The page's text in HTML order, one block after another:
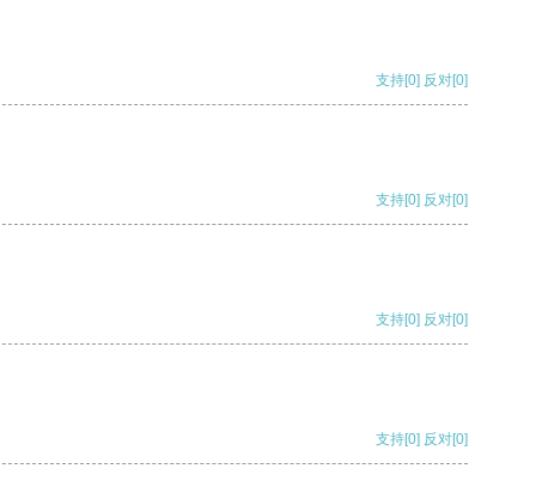
支持[0] 反对[0]
支持[0] 反对[0]
支持[0] 反对[0]
支持[0] 反对[0]